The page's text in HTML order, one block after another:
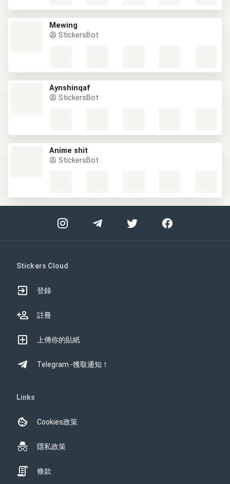
Mewing
StickersBot
Aynshinqaf
StickersBot
Anime shit
StickersBot
Stickers Cloud
登錄
註冊
上傳你的貼紙
Telegram -獲取通知！
Links
Cookies政策
隱私政策
條款